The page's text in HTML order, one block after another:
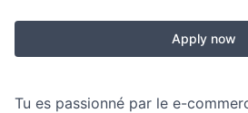
Apply now
Tu es passionné par le e-